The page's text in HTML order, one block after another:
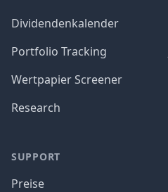
Dividendenkalender
Portfolio Tracking
Wertpapier Screener
Research
SUPPORT
Preise